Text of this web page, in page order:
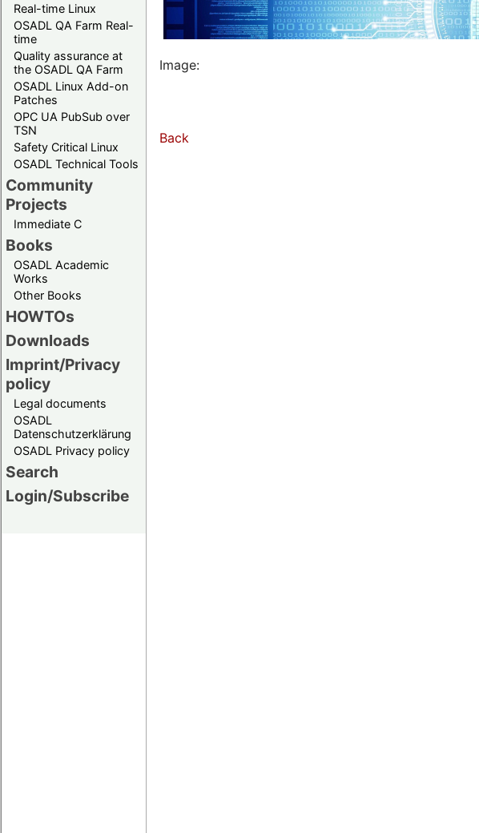
Real-time Linux
OSADL QA Farm Real-
time
Quality assurance at
the OSADL QA Farm
OSADL Linux Add-on
Patches
OPC UA PubSub over
TSN
Safety Critical Linux
OSADL Technical Tools
Community
Projects
Immediate C
Books
OSADL Academic
Works
Other Books
HOWTOs
Downloads
Imprint/Privacy
policy
Legal documents
OSADL
Datenschutzerklärung
OSADL Privacy policy
Search
Login/Subscribe
Image:
Back